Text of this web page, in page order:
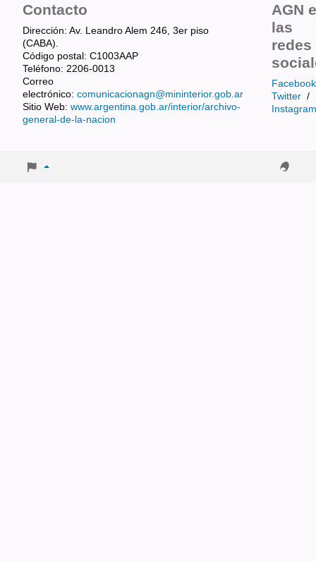
Contacto
Dirección: Av. Leandro Alem 246, 3er piso
(CABA).
Código postal: C1003AAP
Teléfono: 2206-0013
Correo
electrónico: comunicacionagn@mininterior.gob.ar
Sitio Web: www.argentina.gob.ar/interior/archivo-
general-de-la-nacion
AGN
las
redes
Facebook
Twitter /
Instagram